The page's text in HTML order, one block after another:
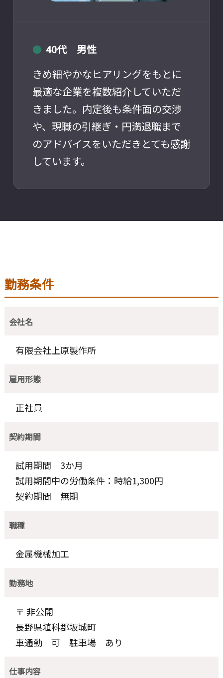
● 40代 男性
きめ細やかなヒアリングをもとに
最適な企業を複数紹介していただ
きました。内定後も条件面の交渉
や、現職の引継ぎ・円満退職まで
のアドバイスをいただきとても感謝
しています。
勤務条件
会社名
有限会社上原製作所
雇用形態
正社員
契約期間
試用期間 3か月
試用期間中の労働条件：時給1,300円
契約期間 無期
職種
金属機械加工
勤務地
〒 非公開
長野県埴科郡坂城町
車通勤 可 駐車場 あり
仕事内容